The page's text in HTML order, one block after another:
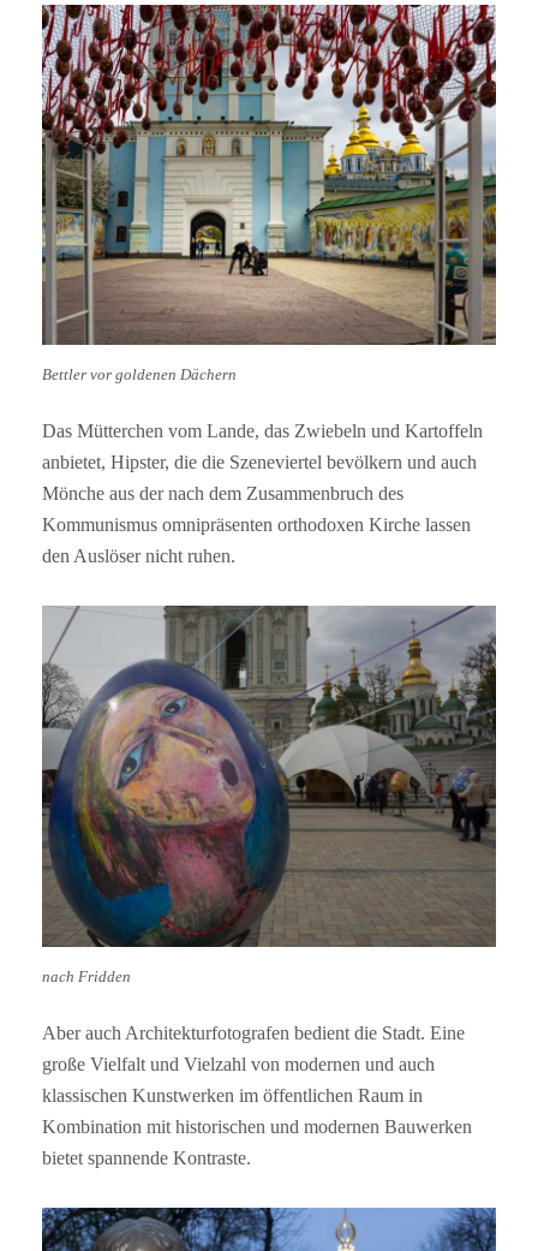
Bettler vor goldenen Dächern
Das Mütterchen vom Lande, das Zwiebeln und Kartoffeln
anbietet, Hipster, die die Szeneviertel bevölkern und auch
Mönche aus der nach dem Zusammenbruch des
Kommunismus omnipräsenten orthodoxen Kirche lassen
den Auslöser nicht ruhen.
nach Fridden
Aber auch Architekturfotografen bedient die Stadt. Eine
große Vielfalt und Vielzahl von modernen und auch
klassischen Kunstwerken im öffentlichen Raum in
Kombination mit historischen und modernen Bauwerken
bietet spannende Kontraste.